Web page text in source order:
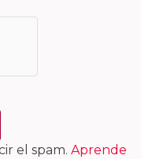
el spam. Aprende